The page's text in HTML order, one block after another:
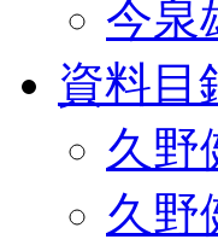
今泉
資料目
久野
久野